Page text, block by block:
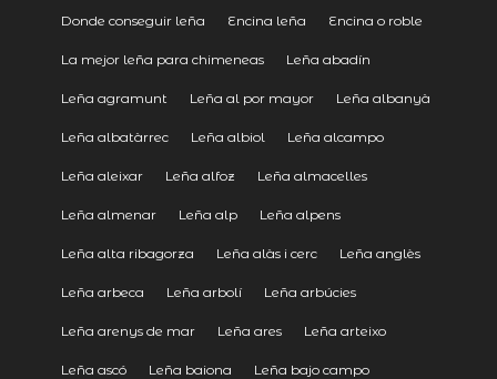
Donde conseguir leña Encina leña Encina o roble
La mejor leña para chimeneas Leña abadín
Leña agramunt Leña al por mayor Leña albanyà
Leña albatàrrec Leña albiol Leña alcampo
Leña aleixar Leña alfoz Leña almacelles
Leña almenar Leña alp Leña alpens
Leña alta ribagorza Leña alàs i cerc Leña anglès
Leña arbeca Leña arbolí Leña arbúcies
Leña arenys de mar Leña ares Leña arteixo
Leña ascó Leña baiona Leña bajo campo